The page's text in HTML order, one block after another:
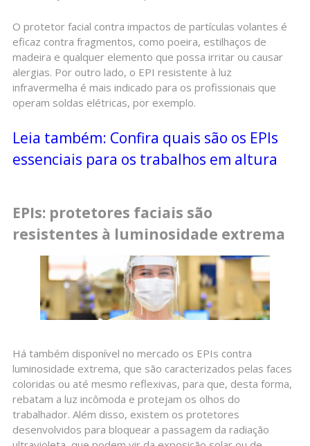
O protetor facial contra impactos de partículas volantes é
eficaz contra fragmentos, como poeira, estilhaços de
madeira e qualquer elemento que possa irritar ou causar
alergias. Por outro lado, o EPI resistente à luz
infravermelha é mais indicado para os profissionais que
operam soldas elétricas, por exemplo.
Leia também: Confira quais são os EPIs
essenciais para os trabalhos em altura
EPIs: protetores faciais são
resistentes à luminosidade extrema
Há também disponível no mercado os EPIs contra
luminosidade extrema, que são caracterizados pelas faces
coloridas ou até mesmo reflexivas, para que, desta forma,
rebatam a luz incômoda e protejam os olhos do
trabalhador. Além disso, existem os protetores
desenvolvidos para bloquear a passagem da radiação